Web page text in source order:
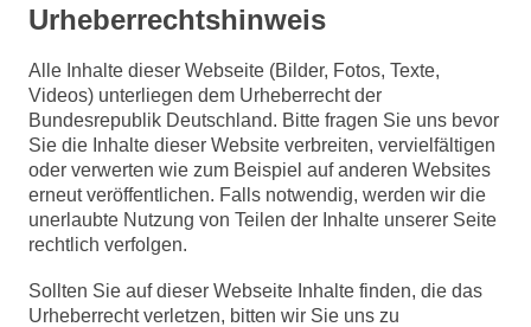
Urheberrechtshinweis
Alle Inhalte dieser Webseite (Bilder, Fotos, Texte,
Videos) unterliegen dem Urheberrecht der
Bundesrepublik Deutschland. Bitte fragen Sie uns bevor
Sie die Inhalte dieser Website verbreiten, vervielfältigen
oder verwerten wie zum Beispiel auf anderen Websites
erneut veröffentlichen. Falls notwendig, werden wir die
unerlaubte Nutzung von Teilen der Inhalte unserer Seite
rechtlich verfolgen.
Sollten Sie auf dieser Webseite Inhalte finden, die das
Urheberrecht verletzen, bitten wir Sie uns zu